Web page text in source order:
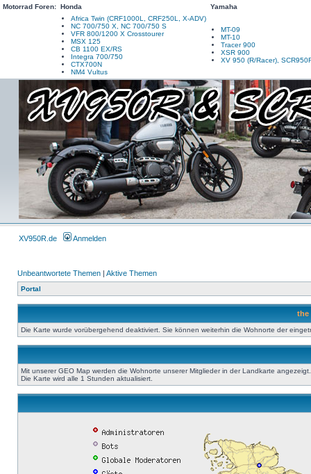
Motorrad Foren: Honda
Yamaha
Africa Twin (CRF1000L, CRF250L, X-ADV)
NC 700/750 X, NC 700/750 S
VFR 800/1200 X Crosstourer
MSX 125
CB 1100 EX/RS
Integra 700/750
CTX700N
NM4 Vultus
MT-09
MT-10
Tracer 900
XSR 900
XV 950 (R/Racer),
XV950R.de Anmelden
Unbeantwortete Themen | Aktive Themen
Portal
the
Die Karte wurde vorübergehend deaktiviert. Sie können weiterhin die Wohnorte der
Mit unserer GEO Map werden die Wohnorte unserer Mitglieder in der Landkarte
Die Karte wird alle 1 Stunden aktualisiert.